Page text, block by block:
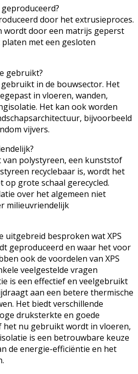
door het extrusieproces.
wordt door een matrijs geperst
met een gesloten
gebruikt?
in de bouwsector. Het
in vloeren, wanden,
Het kan ook worden
bijvoorbeeld
vijvers.
van polystyreen, een kunststof
recyclebaar is, wordt het
grote schaal gerecycled.
over het algemeen niet
milieuvriendelijk
uitgebreid besproken wat XPS
geproduceerd en waar het voor
ook de voordelen van XPS
veelgestelde vragen
is een effectief en veelgebruikt
aan een betere thermische
Het biedt verschillende
druksterkte en goede
het nu gebruikt wordt in vloeren,
is een betrouwbare keuze
de energie-efficiëntie en het